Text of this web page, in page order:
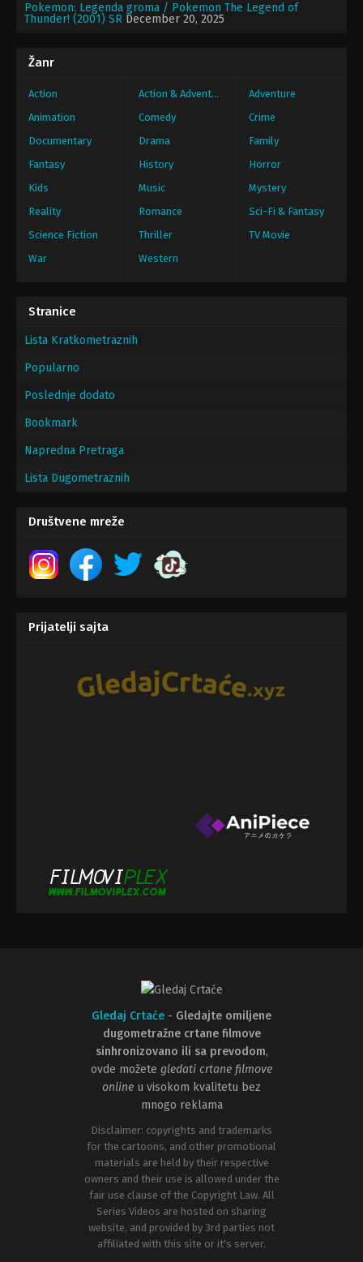
Pokemon: Legenda groma / Pokemon The Legend of
Thunder! (2001) SR December 20, 2025
Žanr
Action Action & Adventure
Adventure
Animation
Comedy
Crime
Documentary
Drama
Family
Fantasy
History
Horror
Kids
Music
Mystery
Reality
Romance
Sci-Fi & Fantasy
Science Fiction
Thriller
TV Movie
War
Western
Stranice
Lista Kratkometraznih
Popularno
Poslednje dodato
Bookmark
Napredna Pretraga
Lista Dugometraznih
Društvene mreže
Prijatelji sajta
Gledaj Crtaće - Gledajte omiljene
dugometražne crtane filmove
sinhronizovano ili sa prevodom,
ovde možete gledati crtane filmove
online u visokom kvalitetu bez
mnogo reklama
Disclaimer: copyrights and trademarks
for the cartoons, and other promotional
materials are held by their respective
owners and their use is allowed under the
fair use clause of the Copyright Law. All
Series Videos are hosted on sharing
website, and provided by 3rd parties not
affiliated with this site or it's server.